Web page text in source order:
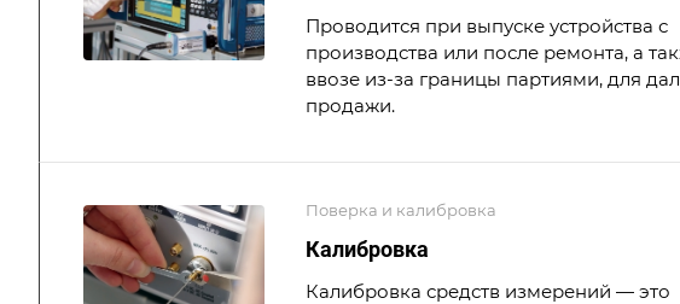
Проводится при выпуске устройства с
производства или после ремонта, а
ввозе из-за границы партиями, для
продажи.
Поверка и калибровка
Калибровка
Калибровка средств измерений — это